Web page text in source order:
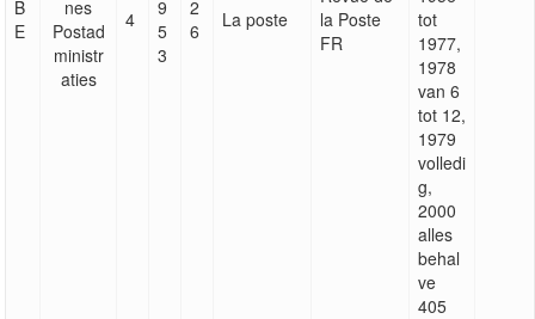
B
E
nes
Postad
ministr
aties
4
9
5
3
2
6
La poste
la Poste
FR
tot
1977,
1978
van 6
tot 12,
1979
volledi
g,
2000
alles
behal
ve
405